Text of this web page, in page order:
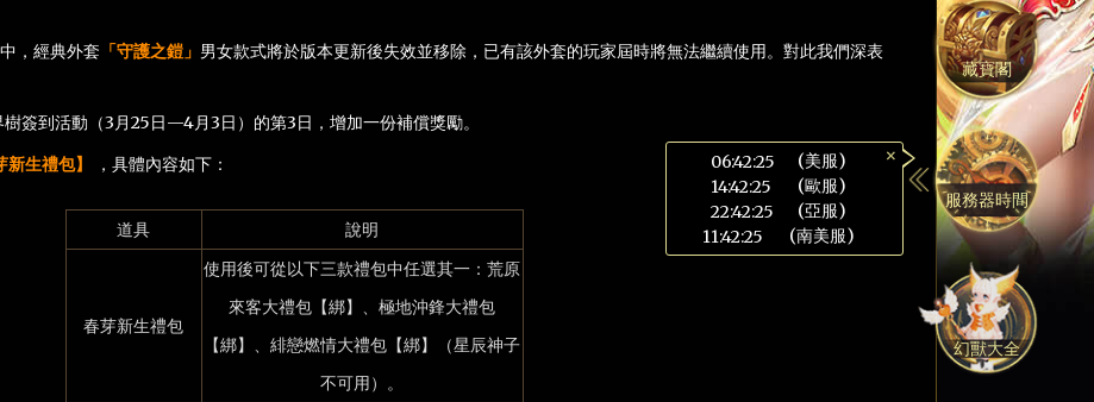
藏寶閣
服務器時間
×
06:42:26
(美服)
14:42:26
(歐服)
22:42:26
(亞服)
11:42:26
(南美服)
幻獸大全
，經典外套 「守護之鎧」 男女款式將於版本更新後失效並移除，已有該外套的玩家屆時將無法繼續使用。對此我們深表
簽到活動（3月25日—4月3日）的第3日，增加一份補償獎勵。
新生禮包】 ，具體內容如下：
道具 說明
春芽新生禮包
使用後可從以下三款禮包中任選其一：荒原
來客大禮包【綁】、極地沖鋒大禮包
【綁】、緋戀燃情大禮包【綁】（星辰神子
不可用）。